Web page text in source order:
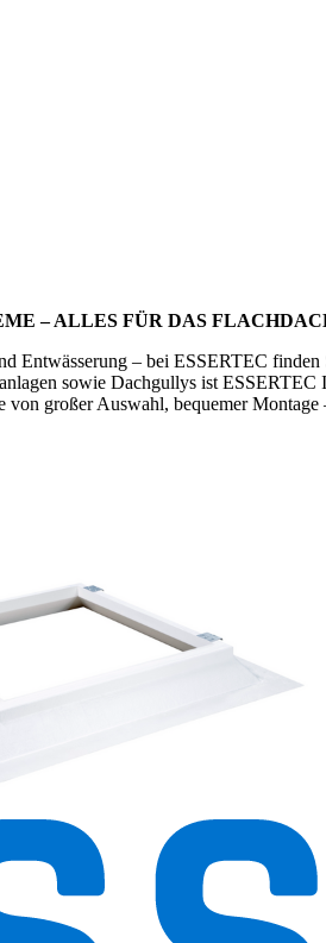
– ALLES FÜR DAS
Entwässerung – bei ESSERTEC
sowie Dachgullys ist
großer Auswahl, bequemer